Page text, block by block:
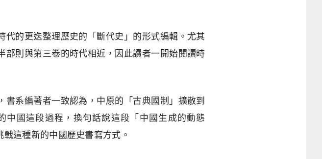
的更迭整理歷史的「斷代史」的形式編輯。尤其
則與第三卷的時代相近，因此讀者一開始閱讀時
系編著者一致認為，中原的「古典國制」擴散到
中國這段過程，換句話說這段「中國生成的動態
這種新的中國歷史書寫方式。